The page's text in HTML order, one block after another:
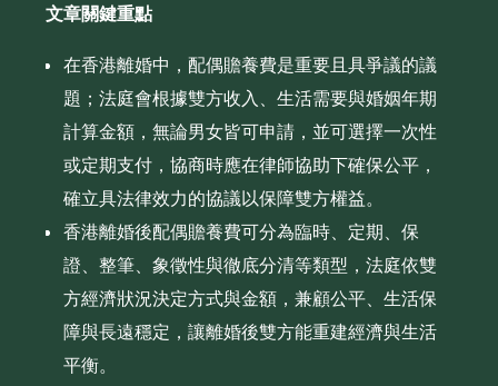
文章關鍵重點
在香港離婚中，配偶贍養費是重要且具爭議的議
題；法庭會根據雙方收入、生活需要與婚姻年期
計算金額，無論男女皆可申請，並可選擇一次性
或定期支付，協商時應在律師協助下確保公平，
確立具法律效力的協議以保障雙方權益。
香港離婚後配偶贍養費可分為臨時、定期、保
證、整筆、象徵性與徹底分清等類型，法庭依雙
方經濟狀況決定方式與金額，兼顧公平、生活保
障與長遠穩定，讓離婚後雙方能重建經濟與生活
平衡。